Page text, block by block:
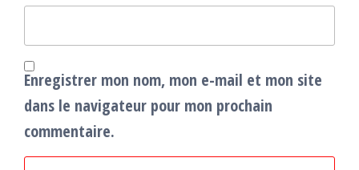
Enregistrer mon nom, mon e-mail et mon site
dans le navigateur pour mon prochain
commentaire.